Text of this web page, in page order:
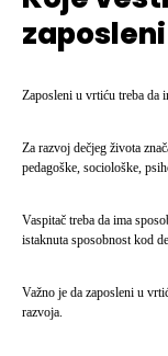
Zaposleni u vrtiću treba da
Za razvoj dečjeg života
pedagoške, sociološke,
Vaspitač treba da ima
istaknuta sposobnost kod
Važno je da zaposleni u
razvoja.